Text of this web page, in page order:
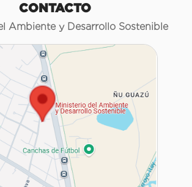
CONTACTO
Ambiente y Desarrollo Sostenible